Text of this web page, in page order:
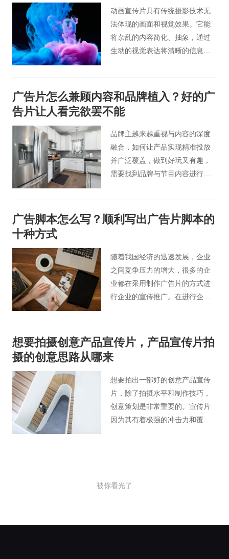
动画宣传片具有传统摄影技术无
法体现的画面和视觉效果。它能
将杂乱的内容简化、抽象，通过
生动的视觉表达将清晰的信息传
畅，具有视觉冲击力，从视觉到
听觉给观众不一样的感觉，能抓
住观众的眼球。
广告片怎么兼顾内容和品牌植入？好的广
告片让人看完欲罢不能
品牌主越来越重视与内容的深度
融合，如何让产品实现精准投放
并广泛覆盖，做到好玩又有趣，
需要找到品牌与节目内容进行无
牌与情节内容相融合，成为剧情
自然的组成部分，创意性甚至不
不知不觉中对品牌留下印象。
广告脚本怎么写？顺利写出广告片脚本的
十种方式
随着我国经济的迅速发展，企业
之间竞争压力的增大，很多的企
业都在采用制作广告片的方式进
行企业的宣传推广。在进行企业
键。
想要拍摄创意产品宣传片，产品宣传片拍
摄的创意思路从哪来
想要拍出一部好的创意产品宣传
片，除了拍摄水平和制作技巧，
创意策划是非常重要的。宣传片
因为其有着极强的冲击力和覆盖
受它。那么如何制作一部优秀的
宣传片拍摄的创意思路。
被你看光了